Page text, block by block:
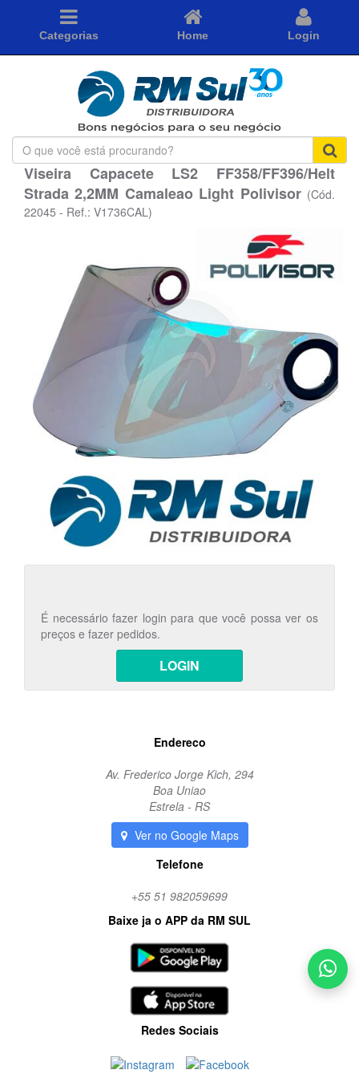
Categorias Home Login
O
que
você
está
procurando?
Viseira Capacete LS2 FF358/FF396/Helt
Strada 2,2MM Camaleao Light Polivisor (Cód.
22045 - Ref.: V1736CAL)
É necessário fazer login para que você possa ver os
preços e fazer pedidos.
LOGIN
Endereco
Av. Frederico Jorge Kich, 294
Boa Uniao
Estrela - RS
Ver no Google Maps
Telefone
+55 51 982059699
Baixe ja o APP da RM SUL
Redes Sociais